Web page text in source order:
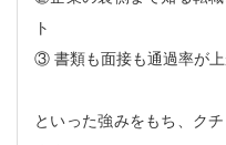
ト
③ 書類も面接も通過率が
といった強みをもち、ク